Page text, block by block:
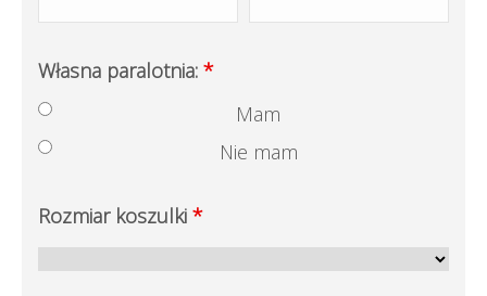
Własna paralotnia: *
Mam
Nie mam
Rozmiar koszulki *